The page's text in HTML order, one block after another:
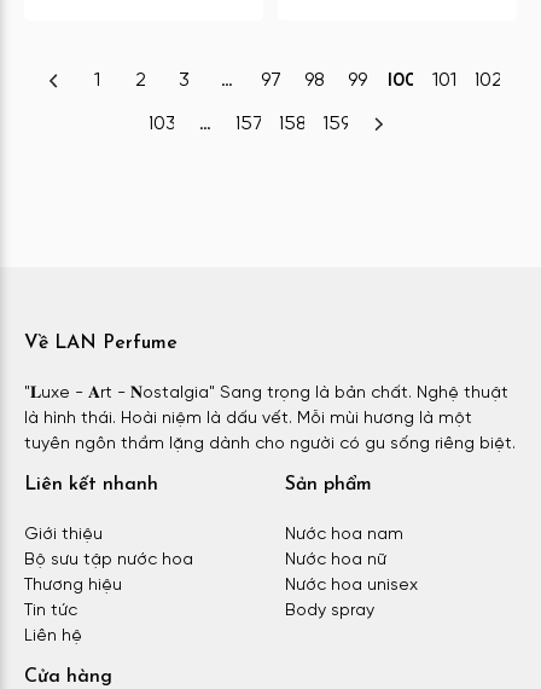
1 2 3 … 97 98 99 100 101 102
103 … 157 158 159
Về LAN Perfume
"𝐋uxe - 𝐀rt - 𝐍ostalgia" Sang trọng là bản chất. Nghệ thuật
là hình thái. Hoài niệm là dấu vết. Mỗi mùi hương là một
tuyên ngôn thầm lặng dành cho người có gu sống riêng biệt.
Liên kết nhanh
Giới thiệu
Bộ sưu tập nước hoa
Thương hiệu
Tin tức
Liên hệ
Sản phẩm
Nước hoa nam
Nước hoa nữ
Nước hoa unisex
Body spray
Cửa hàng